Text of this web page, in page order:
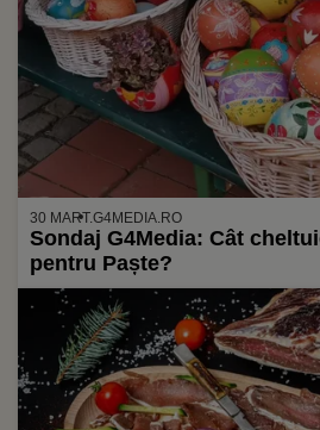
30 MART.G4MEDIA.RO
Sondaj G4Media: Cât
pentru Paște?